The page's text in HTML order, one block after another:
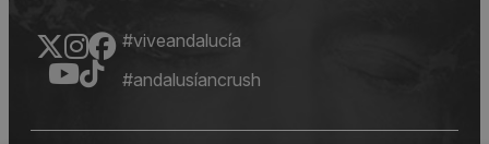
#viveandalucía
#andalusíancrush